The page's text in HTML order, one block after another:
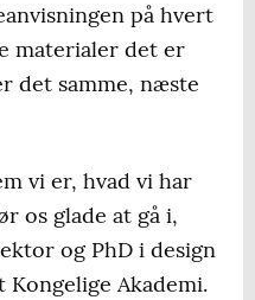
til særlige
at købe noget,
findes
og vintage. Det
på hvert
materialer det er
det samme, næste
vi er, hvad vi har
os glade at gå i,
og PhD i design
Akademi.